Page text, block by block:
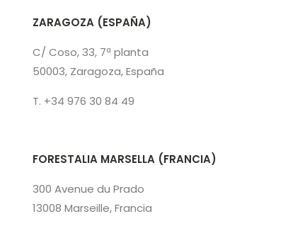
ZARAGOZA (ESPAÑA)
C/ Coso, 33, 7ª planta
50003, Zaragoza, España
T. +34 976 30 84 49
FORESTALIA MARSELLA (FRANCIA)
300 Avenue du Prado
13008 Marseille, Francia